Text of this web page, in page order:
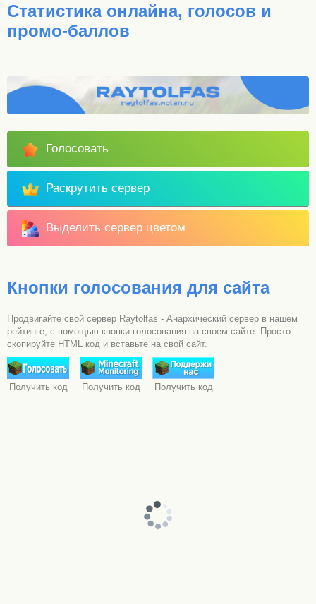
Статистика онлайна, голосов и
промо-баллов
Голосовать
Раскрутить сервер
Выделить сервер цветом
Кнопки голосования для сайта
Продвигайте свой сервер Raytolfas - Анархический сервер в нашем
рейтинге, с помощью кнопки голосования на своем сайте. Просто
скопируйте HTML код и вставьте на свой сайт.
Получить код Получить код Получить код